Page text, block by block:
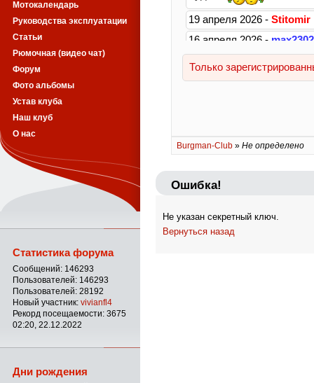
Burgman-Club » Не определено
Ошибка!
Не указан секретный ключ.
Вернуться назад
Мотокалендарь
Руководства эксплуатации
Статьи
Рюмочная (видео чат)
Форум
Фото альбомы
Устав клуба
Наш клуб
О нас
Статистика форума
Сообщений: 146293
Пользователей: 146293
Пользователей: 28192
Новый участник: vivianfl4
Рекорд посещаемости: 3675
02:20, 22.12.2022
Дни рождения